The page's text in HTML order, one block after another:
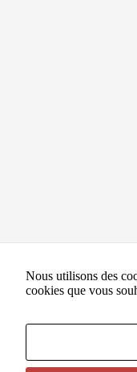
Nous utilisons des
cookies que vous